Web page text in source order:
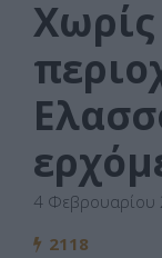
Χωρίς
4 Φεβρουαρίου
2118